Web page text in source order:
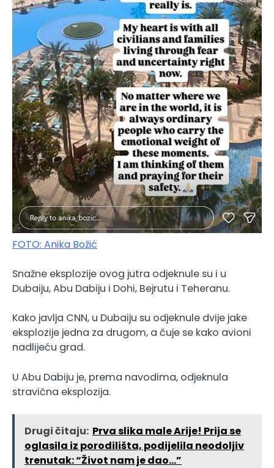
FOTO: Anika Božić
Snažne eksplozije ovog jutra odjeknule su i u
Dubaiju, Abu Dabiju i Dohi, Bejrutu i Teheranu.
Kako javlja CNN, u Dubaiju su odjeknule dvije jake
eksplozije jedna za drugom, a čuje se kako avioni
nadlijeću grad.
U Abu Dabiju je, prema navodima, odjeknula
stravična eksplozija.
Drugi čitaju: Prva slika male Arije! Prija se
oglasila iz porodilišta, podijelila neodoljiv
trenutak: “Život nam je dao…”